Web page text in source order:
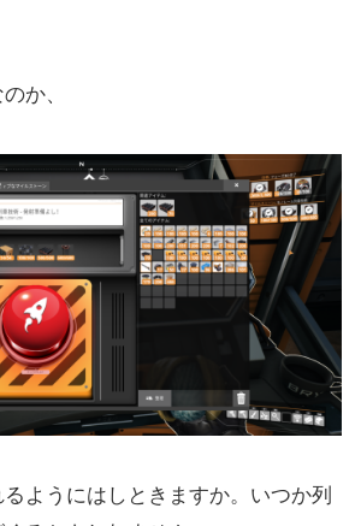
か、
ようにはしときますか。いつか列